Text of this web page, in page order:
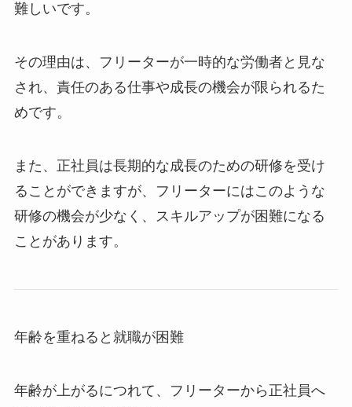
難しいです。
その理由は、フリーターが一時的な労働者と見な
され、責任のある仕事や成長の機会が限られるた
めです。
また、正社員は長期的な成長のための研修を受け
ることができますが、フリーターにはこのような
研修の機会が少なく、スキルアップが困難になる
ことがあります。
年齢を重ねると就職が困難
年齢が上がるにつれて、フリーターから正社員へ